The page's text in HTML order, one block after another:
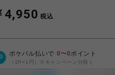
4,950 税込
ポケパル払いで 0〜0ポイント
（1P=1円）※キャンペーン分除く